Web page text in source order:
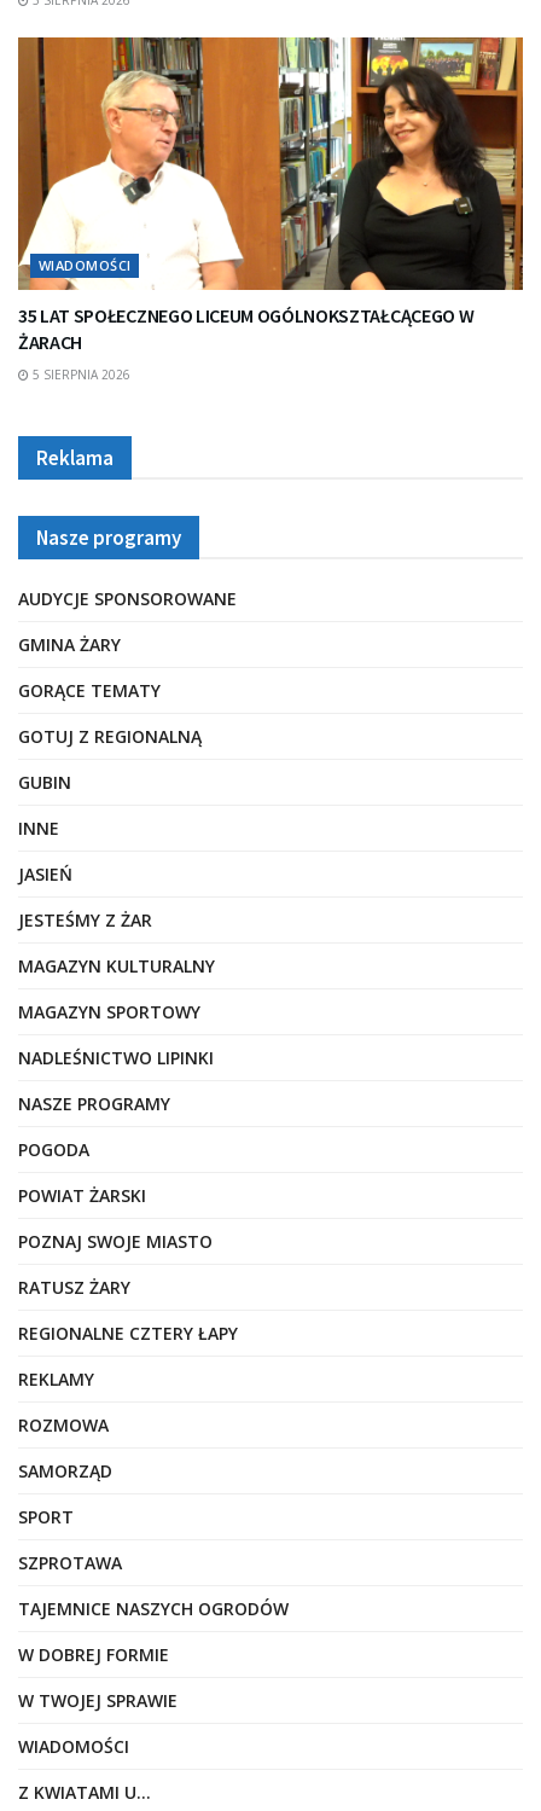
WIADOMOŚCI
35 LAT SPOŁECZNEGO LICEUM OGÓLNOKSZTAŁCĄCEGO W
ŻARACH
5 SIERPNIA 2026
Reklama
Nasze programy
AUDYCJE SPONSOROWANE
GMINA ŻARY
GORĄCE TEMATY
GOTUJ Z REGIONALNĄ
GUBIN
INNE
JASIEŃ
JESTEŚMY Z ŻAR
MAGAZYN KULTURALNY
MAGAZYN SPORTOWY
NADLEŚNICTWO LIPINKI
NASZE PROGRAMY
POGODA
POWIAT ŻARSKI
POZNAJ SWOJE MIASTO
RATUSZ ŻARY
REGIONALNE CZTERY ŁAPY
REKLAMY
ROZMOWA
SAMORZĄD
SPORT
SZPROTAWA
TAJEMNICE NASZYCH OGRODÓW
W DOBREJ FORMIE
W TWOJEJ SPRAWIE
WIADOMOŚCI
Z KWIATAMI U…